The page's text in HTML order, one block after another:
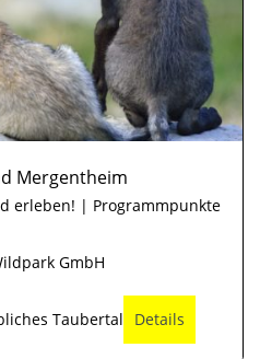
Mergentheim
erleben! | Programmpunkte
GmbH
Taubertal Details